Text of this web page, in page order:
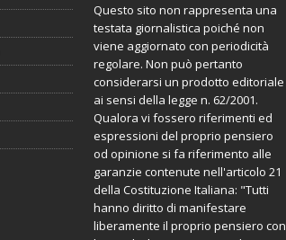
Questo sito non rappresenta una
testata giornalistica poiché non
viene aggiornato con periodicità
regolare. Non può pertanto
considerarsi un prodotto editoriale
ai sensi della legge n. 62/2001.
Qualora vi fossero riferimenti ed
espressioni del proprio pensiero
od opinione si fa riferimento alle
garanzie contenute nell'articolo 21
della Costituzione Italiana: "Tutti
hanno diritto di manifestare
liberamente il proprio pensiero con